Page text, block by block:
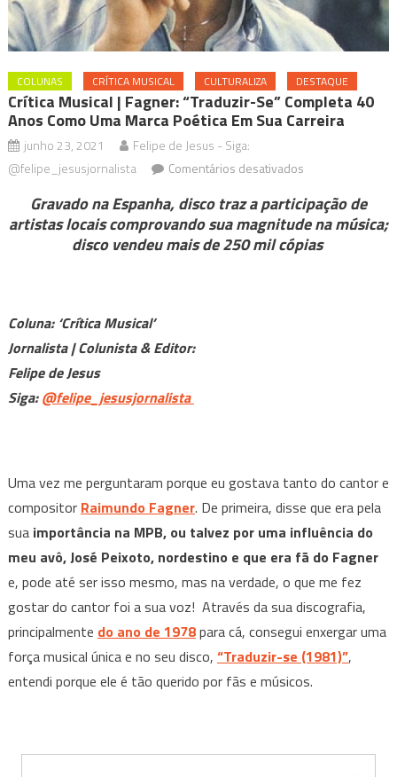
COLUNAS CRÍTICA MUSICAL CULTURALIZA DESTAQUE
Crítica Musical | Fagner: “Traduzir-Se” Completa 40
Anos Como Uma Marca Poética Em Sua Carreira
junho 23, 2021
Felipe de Jesus - Siga:
@felipe_jesusjornalista
Comentários desativadosem
Musical
|
Fagner:
em
carreira
Gravado na Espanha, disco traz a participação de
artistas locais comprovando sua magnitude na música;
disco vendeu mais de 250 mil cópias
Coluna: ‘Crítica Musical’
Jornalista | Colunista & Editor:
Felipe de Jesus
Siga:@felipe_jesusjornalista
Uma vez me perguntaram porque eu gostava tanto do cantor e
compositor Raimundo Fagner. De primeira, disse que era pela
suaimportância na MPB, ou talvez por uma influência do
meu avô, José Peixoto, nordestino e que era fã do Fagner
e, pode até ser isso mesmo, mas na verdade, o que me fez
gostar do cantor foi a sua voz! Através da sua discografia,
principalmente do ano de 1978para cá, consegui enxergar uma
força musical única e no seu disco, “Traduzir-se (1981)”,
entendi porque ele é tão querido por fãs e músicos.